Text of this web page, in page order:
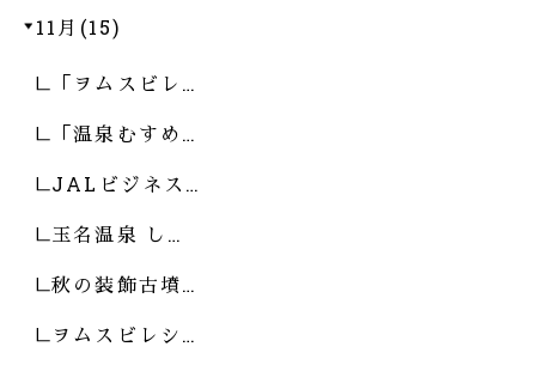
11月(15)
「ヲムスビレ…
「温泉むすめ…
JALビジネス…
玉名温泉 し…
秋の装飾古墳…
ヲムスビレシ…